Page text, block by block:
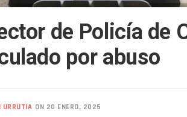
Mueren Cuatro Personas
Bruno Blancas Lleva El
Puerto Vallarta Participa En
Realizan Operativo
de Policía de
por abuso
URRUTIA ON 20 ENERO, 2025